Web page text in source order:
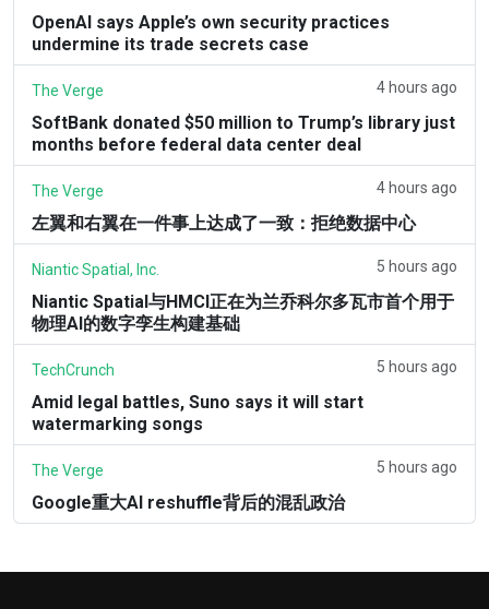
OpenAI says Apple’s own security practices
undermine its trade secrets case
The Verge 4 hours ago
SoftBank donated $50 million to Trump’s library just
months before federal data center deal
The Verge 4 hours ago
左翼和右翼在一件事上达成了一致：拒绝数据中心
Niantic Spatial, Inc. 5 hours ago
Niantic Spatial与HMCI正在为兰乔科尔多瓦市首个用于
物理AI的数字孪生构建基础
TechCrunch 5 hours ago
Amid legal battles, Suno says it will start
watermarking songs
The Verge 5 hours ago
Google重大AI reshuffle背后的混乱政治